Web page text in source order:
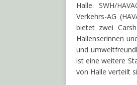
Halle. SWH/
Verkehrs-AG
bietet zwei
Hallenserinnen
und
ist eine weitere
von Halle verteilt